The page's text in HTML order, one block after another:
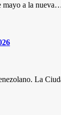
mayo a la
La